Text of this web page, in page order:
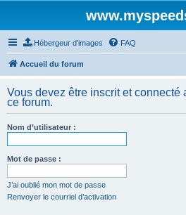
Hébergeur d'images FAQ
Accueil du forum
Vous devez être inscrit et connecté
ce forum.
Nom d’utilisateur :
Mot de passe :
J’ai oublié mon mot de passe
Renvoyer le courriel d’activation